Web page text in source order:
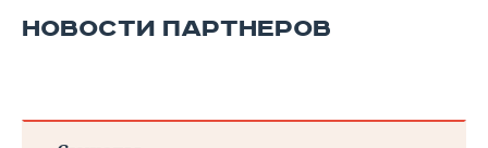
НОВОСТИ ПАРТНЕРОВ